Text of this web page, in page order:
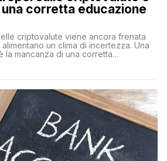
una corretta educazione
criptovalute viene ancora frenata
un clima di incertezza. Una
la mancanza di una corretta
che impedisce ad una larga parte della